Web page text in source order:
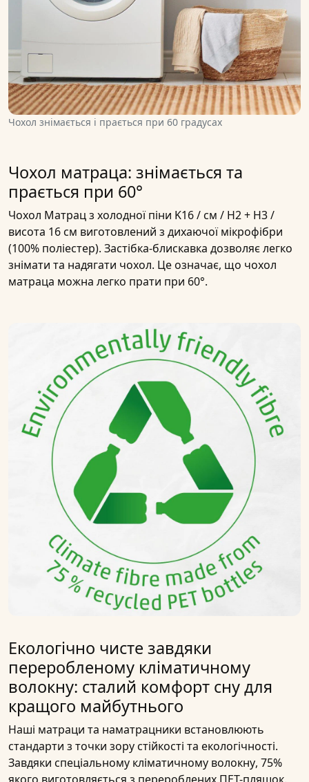
Чохол знімається і прається при 60 градусах
Чохол матраца: знімається та
прається при 60°
Чохол Матрац з холодної піни K16 / см / H2 + H3 /
висота 16 см виготовлений з дихаючої мікрофібри
(100% поліестер). Застібка-блискавка дозволяє легко
знімати та надягати чохол. Це означає, що чохол
матраца можна легко прати при 60°.
Екологічно чисте завдяки
переробленому кліматичному
волокну: сталий комфорт сну для
кращого майбутнього
Наші матраци та наматрацники встановлюють
стандарти з точки зорустійкості та екологічності.
Завдяки спеціальному кліматичному волокну, 75%